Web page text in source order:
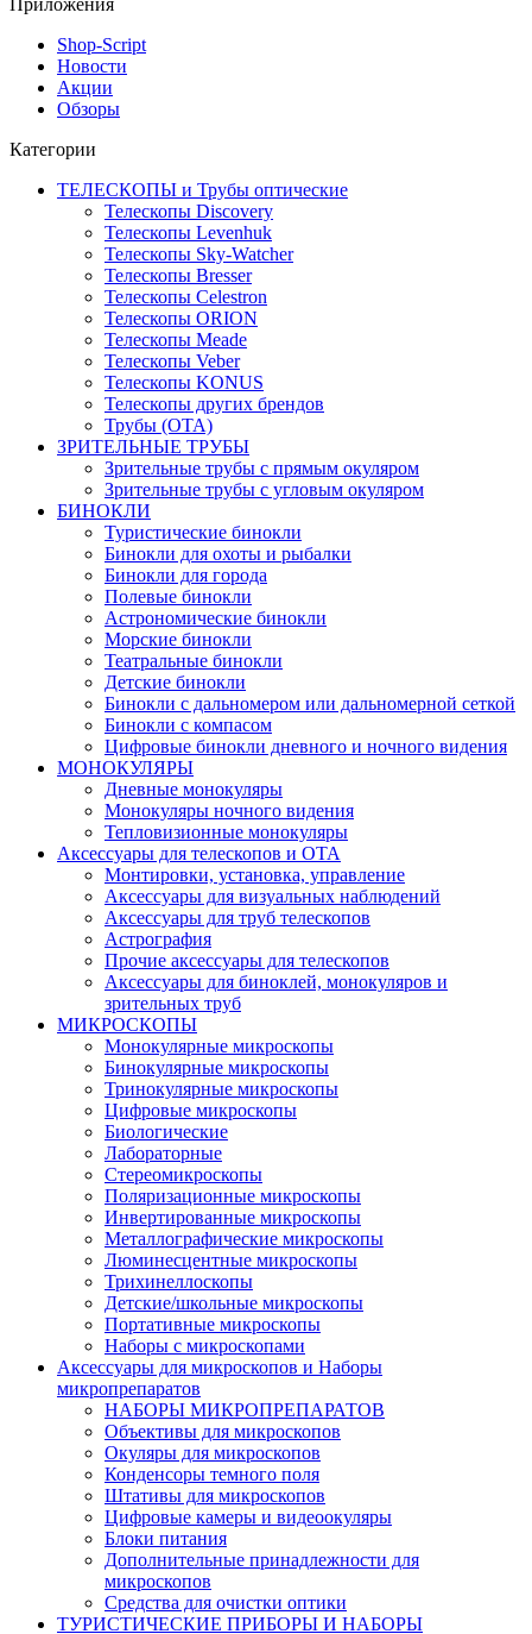
Приложения
Shop-Script
Новости
Акции
Обзоры
Категории
ТЕЛЕСКОПЫ и Трубы оптические
Телескопы Discovery
Телескопы Levenhuk
Телескопы Sky-Watcher
Телескопы Bresser
Телескопы Celestron
Телескопы ORION
Телескопы Meade
Телескопы Veber
Телескопы KONUS
Телескопы других брендов
Трубы (ОТА)
ЗРИТЕЛЬНЫЕ ТРУБЫ
Зрительные трубы с прямым окуляром
Зрительные трубы с угловым окуляром
БИНОКЛИ
Туристические бинокли
Бинокли для охоты и рыбалки
Бинокли для города
Полевые бинокли
Астрономические бинокли
Морские бинокли
Театральные бинокли
Детские бинокли
Бинокли с дальномером или дальномерной сеткой
Бинокли с компасом
Цифровые бинокли дневного и ночного видения
МОНОКУЛЯРЫ
Дневные монокуляры
Монокуляры ночного видения
Тепловизионные монокуляры
Аксессуары для телескопов и ОТА
Монтировки, установка, управление
Аксессуары для визуальных наблюдений
Аксессуары для труб телескопов
Астрография
Прочие аксессуары для телескопов
Аксессуары для биноклей, монокуляров и
зрительных труб
МИКРОСКОПЫ
Монокулярные микроскопы
Бинокулярные микроскопы
Тринокулярные микроскопы
Цифровые микроскопы
Биологические
Лабораторные
Стереомикроскопы
Поляризационные микроскопы
Инвертированные микроскопы
Металлографические микроскопы
Люминесцентные микроскопы
Трихинеллоскопы
Детские/школьные микроскопы
Портативные микроскопы
Наборы с микроскопами
Аксессуары для микроскопов и Наборы
микропрепаратов
НАБОРЫ МИКРОПРЕПАРАТОВ
Объективы для микроскопов
Окуляры для микроскопов
Конденсоры темного поля
Штативы для микроскопов
Цифровые камеры и видеоокуляры
Блоки питания
Дополнительные принадлежности для
микроскопов
Средства для очистки оптики
ТУРИСТИЧЕСКИЕ ПРИБОРЫ И НАБОРЫ